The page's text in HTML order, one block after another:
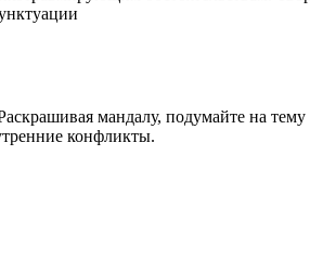
мандалу, подумайте на
конфликты.